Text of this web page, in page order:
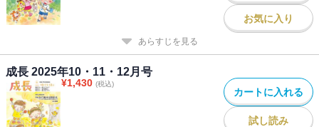
お気に入り
あらすじを見る
成長 2025年10・11・12月号
¥1,430 (税込)
カートに入れる
試し読み